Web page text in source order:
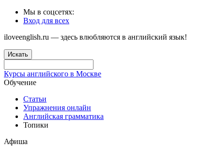
Мы в соцсетях:
Вход для всех
iloveenglish.ru — здесь влюбляются в английский язык!
Искать
Курсы английского в Москве
Обучение
Статьи
Упражнения онлайн
Английская грамматика
Топики
Афиша